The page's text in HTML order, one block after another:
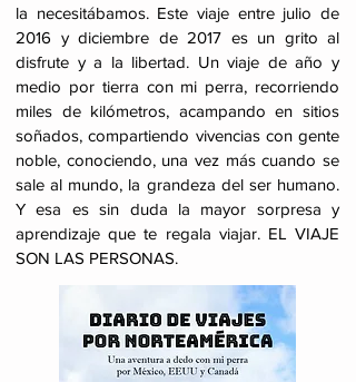
la necesitábamos. Este viaje entre julio de
2016 y diciembre de 2017 es un grito al
disfrute y a la libertad. Un viaje de año y
medio por tierra con mi perra, recorriendo
miles de kilómetros, acampando en sitios
soñados, compartiendo vivencias con gente
noble, conociendo, una vez más cuando se
sale al mundo, la grandeza del ser humano.
Y esa es sin duda la mayor sorpresa y
aprendizaje que te regala viajar. EL VIAJE
SON LAS PERSONAS.